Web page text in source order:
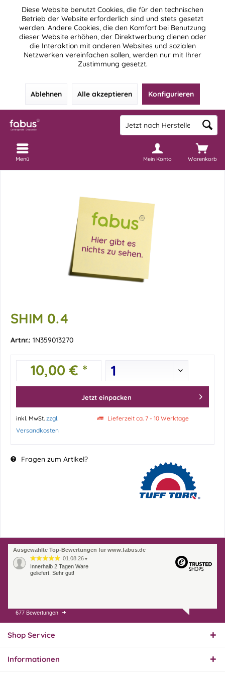
Diese Website benutzt Cookies, die für den technischen
Betrieb der Website erforderlich sind und stets gesetzt
werden. Andere Cookies, die den Komfort bei Benutzung
dieser Website erhöhen, der Direktwerbung dienen oder
die Interaktion mit anderen Websites und sozialen
Netzwerken vereinfachen sollen, werden nur mit Ihrer
Zustimmung gesetzt.
Ablehnen Alle akzeptieren Konfigurieren
Warenkorb
Mein Konto
Menü
SHIM 0.4
Artnr.: 1N359013270
10,00 € *
Jetzt einpacken
inkl. MwSt. zzgl.
Versandkosten
Lieferzeit ca. 7 - 10 Werktage
Fragen zum Artikel?
Ausgewählte Top-Bewertungen für www.fabus.de
01.08.26 ▼
Innerhalb 2 Tagen Ware
geliefert. Sehr gut!
31.07.26
Super schnelle Lieferung,
hervorragend. Gerne
677 Bewertungen
Shop Service
Informationen